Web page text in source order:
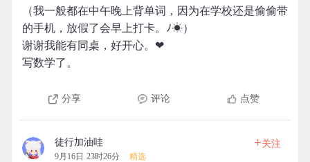
（我一般都在中午晚上背单词，因为在学校还是偷偷带
的手机，放假了会早上打卡。ﾉ☀）
谢谢我能有同桌，好开心。❤
写数学了。
分享 评论 点赞
徒行加油哇
9月16日 23时26分 精选
+关注